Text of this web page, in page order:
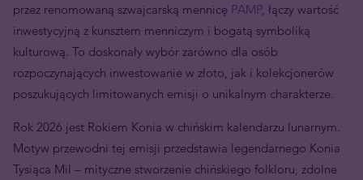
przez renomowaną szwajcarską mennicę PAMP, łączy wartość
inwestycyjną z kunsztem menniczym i bogatą symboliką
kulturową. To doskonały wybór zarówno dla osób
rozpoczynających inwestowanie w złoto, jak i kolekcjonerów
poszukujących limitowanych emisji o unikalnym charakterze.
Rok 2026 jest Rokiem Konia w chińskim kalendarzu lunarnym.
Motyw przewodni tej emisji przedstawia legendarnego Konia
Tysiąca Mil – mityczne stworzenie chińskiego folkloru, zdolne